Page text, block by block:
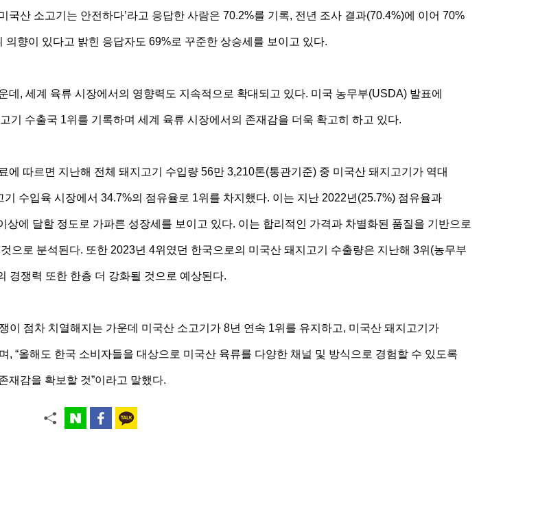
국산 소고기는 안전하다’라고 응답한 사람은 70.2%를 기록, 전년 조사 결과(70.4%)에 이어 70%
향이 있다고 밝힌 응답자도 69%로 꾸준한 상승세를 보이고 있다.
, 세계 육류 시장에서의 영향력도 지속적으로 확대되고 있다. 미국 농무부(USDA) 발표에
기 수출국 1위를 기록하며 세계 육류 시장에서의 존재감을 더욱 확고히 하고 있다.
따르면 지난해 전체 돼지고기 수입량 56만 3,210톤(통관기준) 중 미국산 돼지고기가 역대
수입육 시장에서 34.7%의 점유율로 1위를 차지했다. 이는 지난 2022년(25.7%) 점유율과
에 달할 정도로 가파른 성장세를 보이고 있다. 이는 합리적인 가격과 차별화된 품질을 기반으로
으로 분석된다. 또한 2023년 4위였던 한국으로의 미국산 돼지고기 수출량은 지난해 3위(농무부
경쟁력 또한 한층 더 강화될 것으로 예상된다.
이 점차 치열해지는 가운데 미국산 소고기가 8년 연속 1위를 유지하고, 미국산 돼지고기가
, “올해도 한국 소비자들을 대상으로 미국산 육류를 다양한 채널 및 방식으로 경험할 수 있도록
재감을 확보할 것”이라고 말했다.